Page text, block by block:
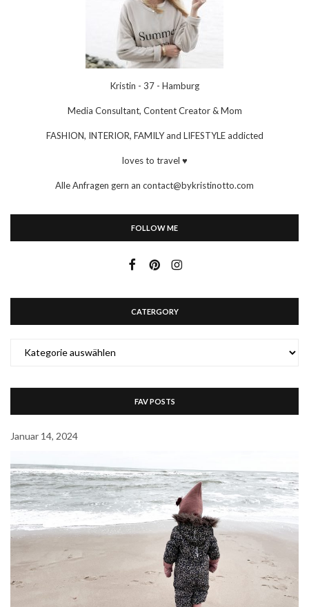
Kristin - 37 - Hamburg
Media Consultant, Content Creator & Mom
FASHION, INTERIOR, FAMILY and LIFESTYLE addicted
loves to travel ♥
Alle Anfragen gern an contact@bykristinotto.com
FOLLOW ME
CATERGORY
FAV POSTS
Januar 14, 2024